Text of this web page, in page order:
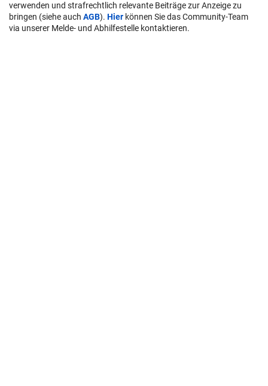
verwenden und strafrechtlich relevante Beiträge zur Anzeige zu
bringen (siehe auch AGB). Hier können Sie das Community-Team
via unserer Melde- und Abhilfestelle kontaktieren.